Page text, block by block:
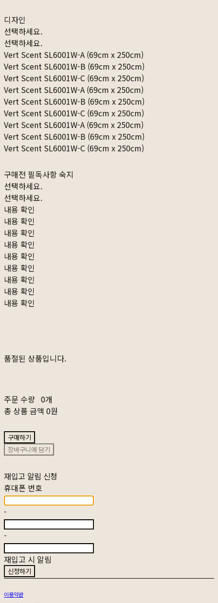
디자인
선택하세요.
선택하세요.
Vert Scent SL6001W-A (69cm x 250cm)
Vert Scent SL6001W-B (69cm x 250cm)
Vert Scent SL6001W-C (69cm x 250cm)
Vert Scent SL6001W-A (69cm x 250cm)
Vert Scent SL6001W-B (69cm x 250cm)
Vert Scent SL6001W-C (69cm x 250cm)
Vert Scent SL6001W-A (69cm x 250cm)
Vert Scent SL6001W-B (69cm x 250cm)
Vert Scent SL6001W-C (69cm x 250cm)
구매전 필독사항 숙지
선택하세요.
선택하세요.
내용 확인
내용 확인
내용 확인
내용 확인
내용 확인
내용 확인
내용 확인
내용 확인
내용 확인
품절된 상품입니다.
주문 수량 0개
총 상품 금액 0원
구매하기
장바구니에 담기
재입고 알림 신청
휴대폰 번호
-
-
재입고 시 알림
신청하기
이용약관